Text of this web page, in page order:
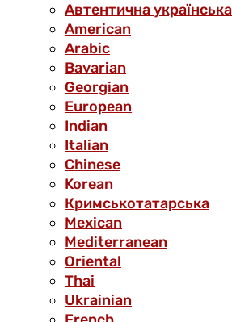
Автентична
American
Arabic
Bavarian
Georgian
European
Indian
Italian
Chinese
Korean
Кримськотатарська
Mexican
Mediterranean
Oriental
Thai
Ukrainian